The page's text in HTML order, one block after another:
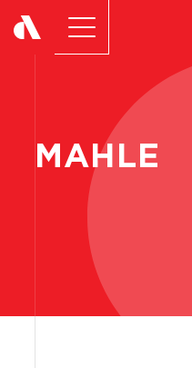
MAHLE